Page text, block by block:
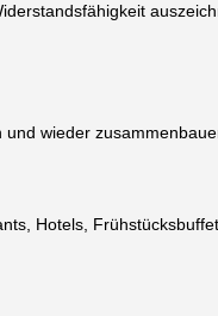
wieder
Hotels,